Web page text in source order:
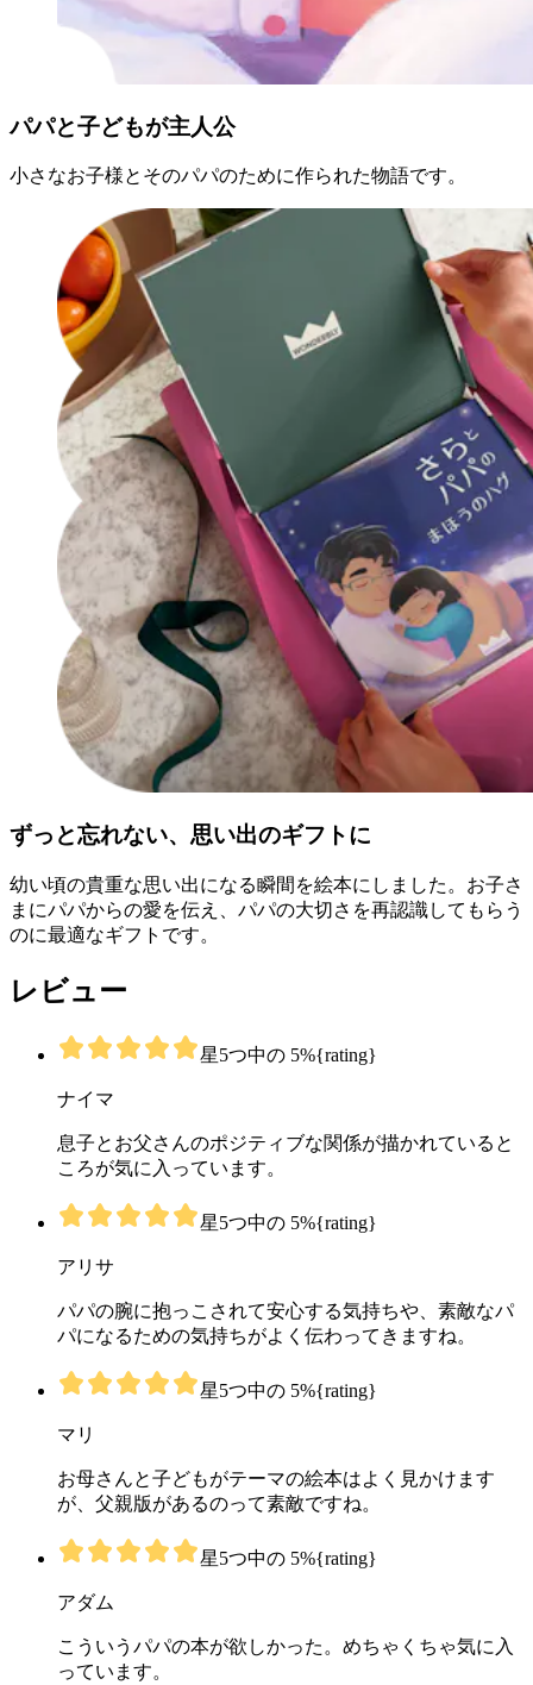
パパと子どもが主人公
小さなお子様とそのパパのために作られた物語です。
ずっと忘れない、思い出のギフトに
幼い頃の貴重な思い出になる瞬間を絵本にしました。お子さ
まにパパからの愛を伝え、パパの大切さを再認識してもらう
のに最適なギフトです。
レビュー
星5つ中の 5%{rating}
ナイマ
息子とお父さんのポジティブな関係が描かれていると
ころが気に入っています。
星5つ中の 5%{rating}
アリサ
パパの腕に抱っこされて安心する気持ちや、素敵なパ
パになるための気持ちがよく伝わってきますね。
星5つ中の 5%{rating}
マリ
お母さんと子どもがテーマの絵本はよく見かけます
が、父親版があるのって素敵ですね。
星5つ中の 5%{rating}
アダム
こういうパパの本が欲しかった。めちゃくちゃ気に入
っています。